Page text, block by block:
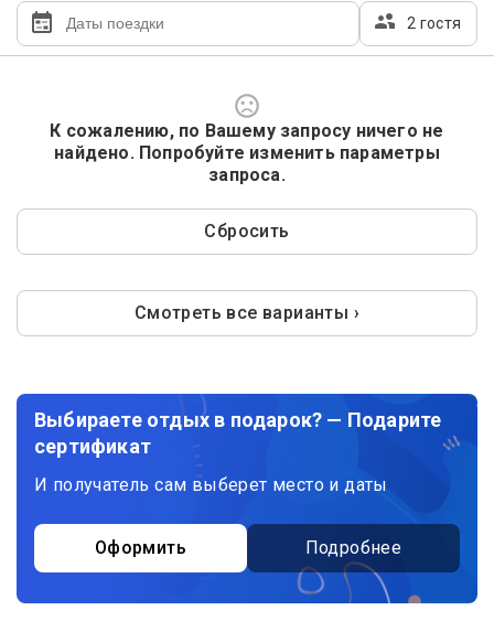
2 гостя
К сожалению, по Вашему запросу ничего не
найдено. Попробуйте изменить параметры
запроса.
Сбросить
Смотреть все варианты ›
Выбираете отдых в подарок? — Подарите
сертификат
И получатель сам выберет место и даты
Оформить Подробнее